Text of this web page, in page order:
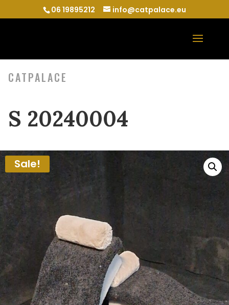
06 19895212 info@catpalace.eu
CATPALACE
S 20240004
Sale!